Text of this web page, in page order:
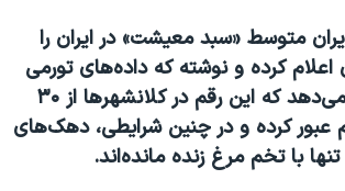
۹۸
کادر رهبری ایران
متوسط «سبد معیشت» در ایران را
اعلام کرده و نوشته که داده‌های تورمی
بهمن ماه نشان می‌دهد که این رقم در کلانشهرها از ۳۰
عبور کرده و در چنین شرایطی، دهک‌های
با تخم مرغ زنده مانده‌اند.